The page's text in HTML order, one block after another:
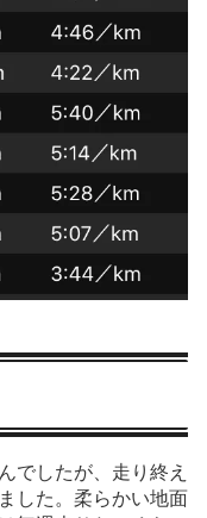
でしたが、走り終え
した。柔らかい地面